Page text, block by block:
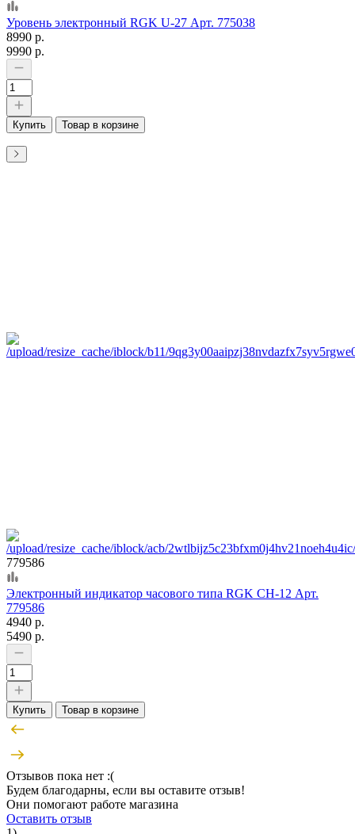
Уровень электронный RGK U-27 Арт. 775038
8990 р.
9990 р.
Купить Товар в корзине
779586
Электронный индикатор часового типа RGK CH-12 Арт.
779586
4940 р.
5490 р.
Купить Товар в корзине
Отзывов пока нет :(
Будем благодарны, если вы оставите отзыв!
Они помогают работе магазина
Оставить отзыв